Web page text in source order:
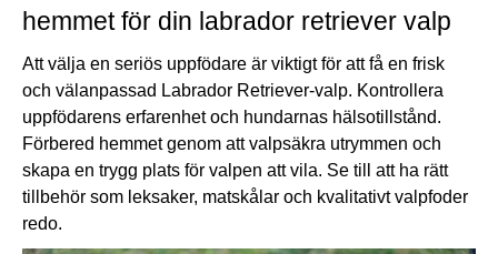
hemmet för din labrador retriever valp
Att välja en seriös uppfödare är viktigt för att få en frisk
och välanpassad Labrador Retriever-valp. Kontrollera
uppfödarens erfarenhet och hundarnas hälsotillstånd.
Förbered hemmet genom att valpsäkra utrymmen och
skapa en trygg plats för valpen att vila. Se till att ha rätt
tillbehör som leksaker, matskålar och kvalitativt valpfoder
redo.